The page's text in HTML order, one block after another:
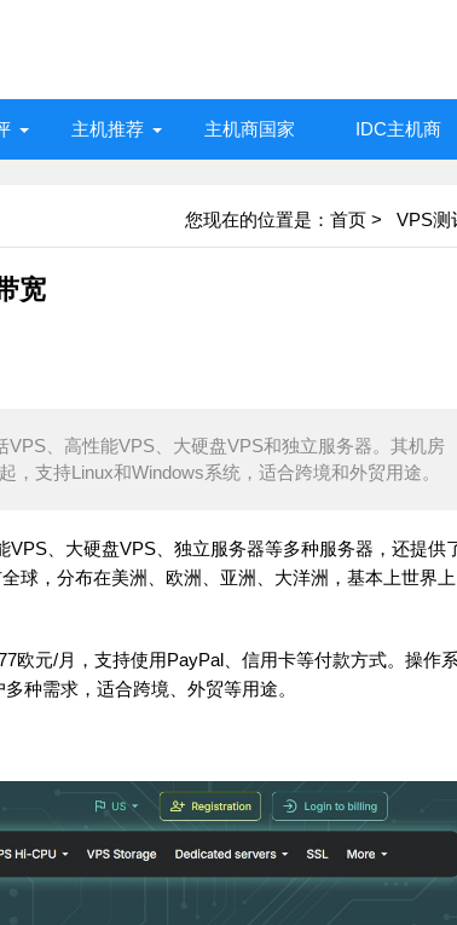
主机推荐 主机商国家 IDC主机商
您现在的位置是： 首页 > VPS测
宽
、高性能VPS、大硬盘VPS和独立服务器。其机房
支持Linux和Windows系统，适合跨境和外贸用途。
、大硬盘VPS、独立服务器等多种服务器，还提供
球，分布在美洲、欧洲、亚洲、大洋洲，基本上世界上
欧元/月，支持使用PayPal、信用卡等付款方式。操作
种需求，适合跨境、外贸等用途。